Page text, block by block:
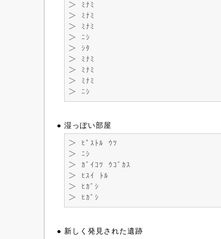
＞ ﾐﾅﾐ
＞ ﾐﾅﾐ
＞ ﾐﾅﾐ
＞ ﾆｼ
＞ ｼﾀ
＞ ﾐﾅﾐ
＞ ﾐﾅﾐ
＞ ﾐﾅﾐ
＞ ﾆｼ
● 湿っぽい部屋
＞ ﾋﾟｽﾄﾙ ｳﾂ
＞ ﾆｼ
＞ ｶﾞｲｺﾂ ｳｺﾞｶｽ
＞ ﾋｽｲ ﾄﾙ
＞ ﾋｶﾞｼ
＞ ﾋｶﾞｼ
● 新しく発見された遺跡